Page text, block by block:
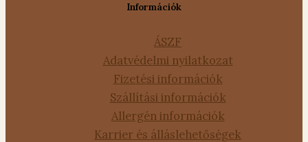
Információk
ÁSZF
Adatvédelmi nyilatkozat
Fizetési információk
Szállítási információk
Allergén információk
Karrier és álláslehetőségek